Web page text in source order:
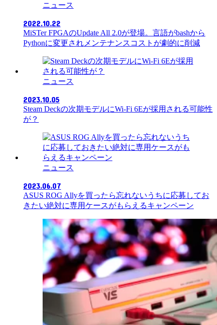
ニュース
2022.10.22
MiSTer FPGAのUpdate All 2.0が登場。言語がbashから
Pythonに変更されメンテナンスコストが劇的に削減
ニュース
2023.10.05
Steam Deckの次期モデルにWi-Fi 6Eが採用される可能性
が？
ニュース
2023.06.07
ASUS ROG Allyを買ったら忘れないうちに応募してお
きたい絶対に専用ケースがもらえるキャンペーン